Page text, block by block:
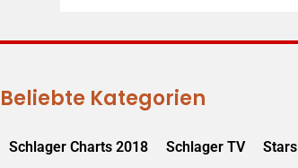
Beliebte Kategorien
Schlager Charts 2018 Schlager TV Stars